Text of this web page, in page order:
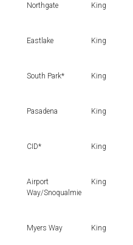
Northgate King
Eastlake King
South Park* King
Pasadena King
CID* King
Airport
Way/Snoqualmie
King
Myers Way King